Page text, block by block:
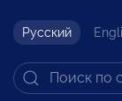
Русский